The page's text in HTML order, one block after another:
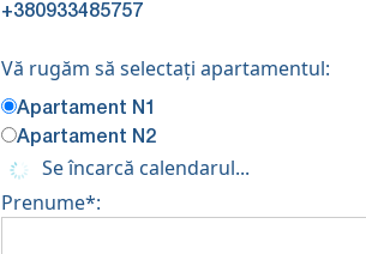
+380933485757
Vă rugăm să selectați apartamentul:
Apartament N1
Apartament N2
Se încarcă calendarul...
Prenume*: